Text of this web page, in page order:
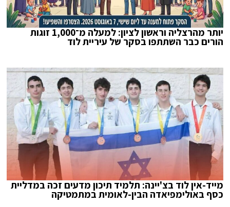
יותר מהרצליה וראשון לציון: למעלה מ־1,000 זוגות
הורים כבר השתתפו בסקר של עיריית לוד
מייד-אין לוד בצ'יינה: תלמיד תיכון מדעים זכה במדליית
כסף באולימפיאדה הבין-לאומית במתמטיקה